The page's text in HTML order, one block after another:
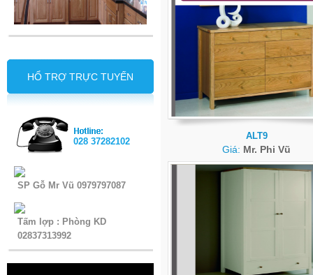
HỔ TRỢ TRỰC TUYẾN
028 37282102
SP Gỗ Mr Vũ 0979797087
Tấm lợp : Phòng KD
02837313992
ALT9
Giá: Mr. Phi Vũ